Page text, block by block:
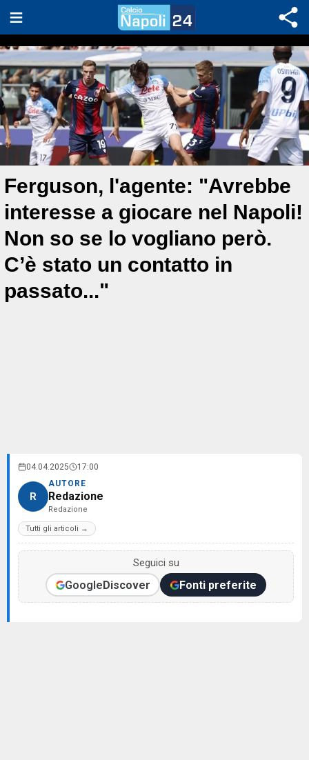
Ferguson, l'agente: "Avrebbe
interesse a giocare nel Napoli!
Non so se lo vogliano però.
C’è stato un contatto in
passato..."
04.04.2025 17:00
R
AUTORE
Redazione
Redazione
Tutti gli articoli →
Seguici su
GoogleDiscover Fonti preferite